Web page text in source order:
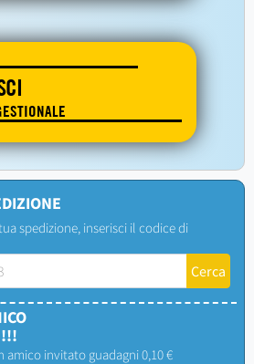
spedizione, inserisci il codice di
!!!
amico invitato guadagni 0,10 €